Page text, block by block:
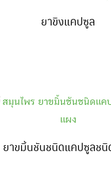
ยาขิงแคปซูล
ยาขมิ้นชันชนิดแคปซูลชนิ